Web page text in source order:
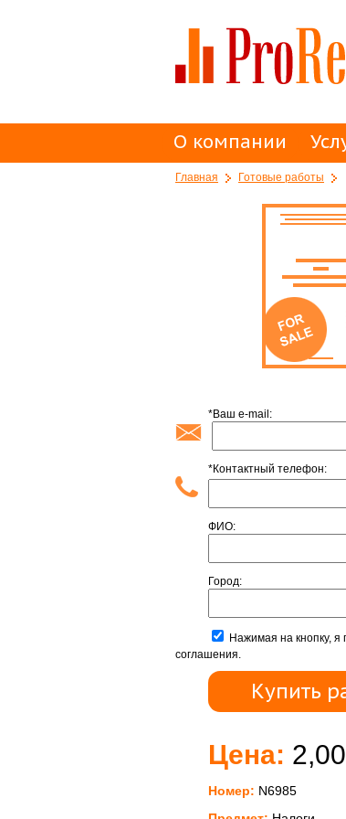
О компании
Главная Готовые работы
*Ваш e-mail:
*Контактный телефон:
ФИО:
Город:
Нажимая на кнопку, я
соглашения.
Цена:
Номер: N6985